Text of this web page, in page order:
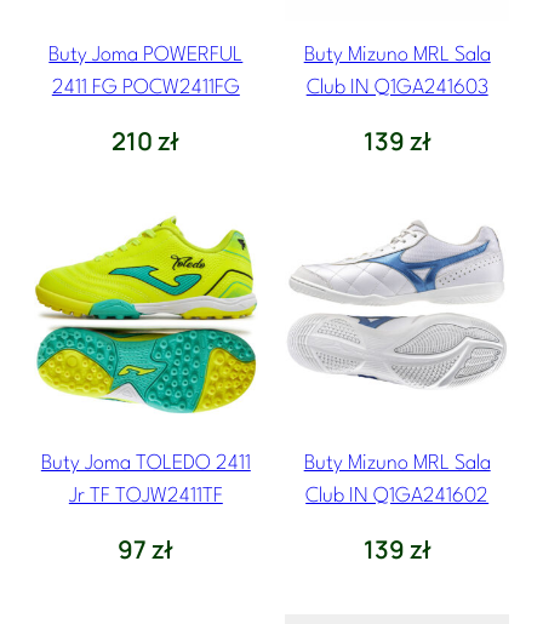
Buty Joma POWERFUL
2411 FG POCW2411FG
210zł
Buty Mizuno MRL Sala
Club IN Q1GA241603
139zł
Buty Joma TOLEDO 2411
Jr TF TOJW2411TF
97zł
Buty Mizuno MRL Sala
Club IN Q1GA241602
139zł